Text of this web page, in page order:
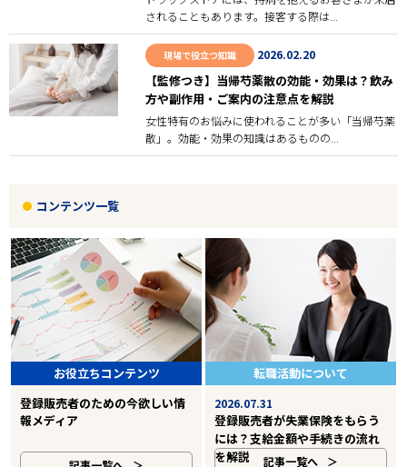
されることもあります。接客する際は...
現場で役立つ知識 2026.02.20
【監修つき】当帰芍薬散の効能・効果は？飲み
方や副作用・ご案内の注意点を解説
女性特有のお悩みに使われることが多い「当帰芍薬
散」。効能・効果の知識はあるものの...
コンテンツ一覧
お役立ちコンテンツ
登録販売者のための今欲しい情
報メディア
転職活動について
2026.07.31
登録販売者が失業保険をもらう
には？支給金額や手続きの流れ
を解説
記事一覧へ